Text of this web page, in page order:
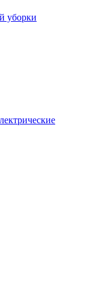
уборки